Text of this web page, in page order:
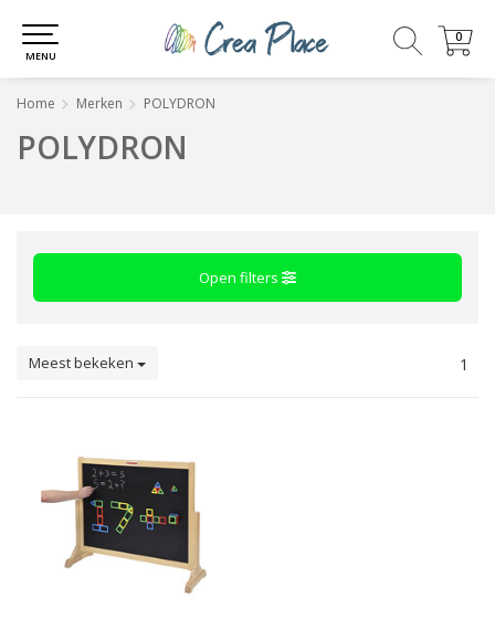
0
0
MENU
Home Merken POLYDRON
POLYDRON
Open filters
Meest bekeken 1